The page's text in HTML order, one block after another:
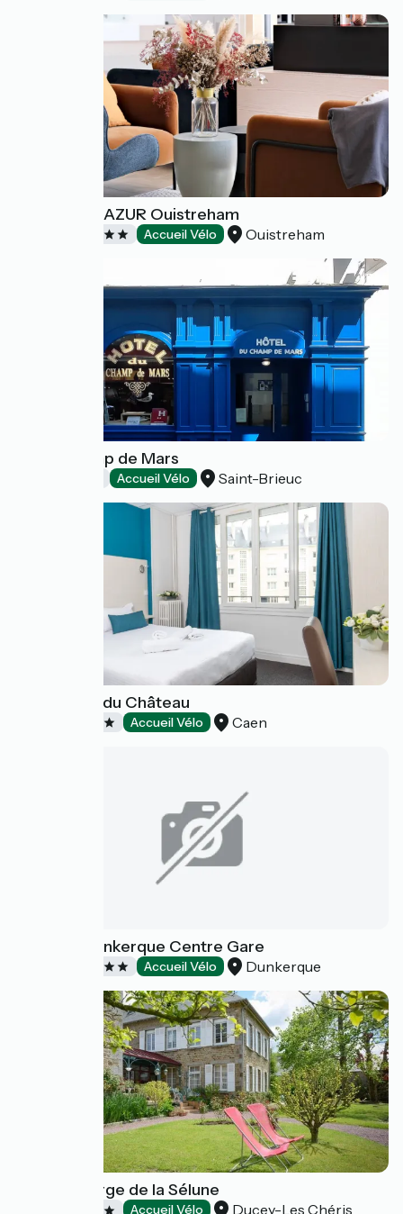
Hôtel THALAZUR Ouistreham
Accueil Vélo Ouistreham
Hôtel Champ de Mars
Accueil Vélo Saint-Brieuc
Logis Hôtel du Château
Accueil Vélo Caen
Mercure Dunkerque Centre Gare
Accueil Vélo Dunkerque
Hôtel Auberge de la Sélune
Accueil Vélo Ducey-Les Chéris